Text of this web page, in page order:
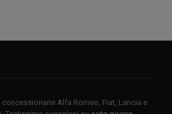
Alfa Romeo, Fiat, Lancia e